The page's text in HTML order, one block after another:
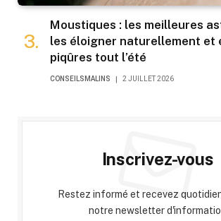
Moustiques : les meilleures
les éloigner naturellement et
piqûres tout l’été
CONSEILSMALINS 2 JUILLET 2026
Inscrivez-vous
Restez informé et recevez
notre newsletter